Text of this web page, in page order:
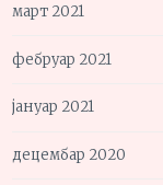
март 2021
фебруар 2021
јануар 2021
децембар 2020